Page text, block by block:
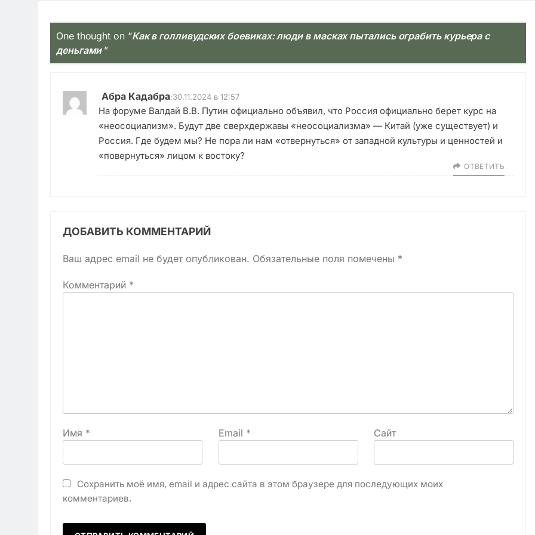
One thought on “Как в голливудских боевиках: люди в масках пытались ограбить курьера с
деньгами ”
Абра Кадабра:30.11.2024 в 12:57
На форуме Валдай В.В. Путин официально объявил, что Россия официально берет курс на
«неосоциализм». Будут две сверхдержавы «неосоциализма» — Китай (уже существует) и
Россия. Где будем мы? Не пора ли нам «отвернуться» от западной культуры и ценностей и
«повернуться» лицом к востоку?
ОТВЕТИТЬ
ДОБАВИТЬ КОММЕНТАРИЙ
Ваш адрес email не будет опубликован. Обязательные поля помечены *
Комментарий *
Имя * Email * Сайт
Сохранить моё имя, email и адрес сайта в этом браузере для последующих моих
комментариев.